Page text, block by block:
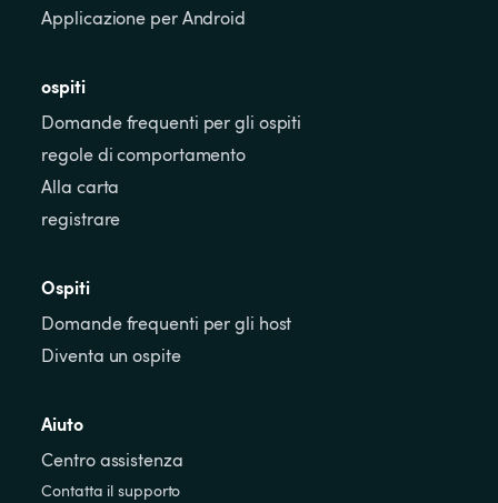
Applicazione per Android
ospiti
Domande frequenti per gli ospiti
regole di comportamento
Alla carta
registrare
Ospiti
Domande frequenti per gli host
Diventa un ospite
Aiuto
Centro assistenza
Contatta il supporto